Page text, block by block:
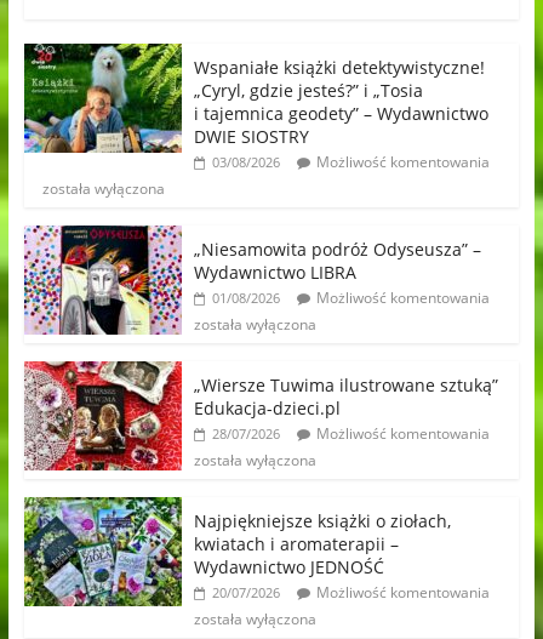
Wspaniałe książki detektywistyczne!
„Cyryl, gdzie jesteś?” i „Tosia
i tajemnica geodety” – Wydawnictwo
DWIE SIOSTRY
03/08/2026
Możliwość komentowania
została wyłączona
„Niesamowita podróż Odyseusza” –
Wydawnictwo LIBRA
01/08/2026
Możliwość komentowania
została wyłączona
„Wiersze Tuwima ilustrowane sztuką”
Edukacja-dzieci.pl
28/07/2026
Możliwość komentowania
została wyłączona
Najpiękniejsze książki o ziołach,
kwiatach i aromaterapii –
Wydawnictwo JEDNOŚĆ
20/07/2026
Możliwość komentowania
została wyłączona